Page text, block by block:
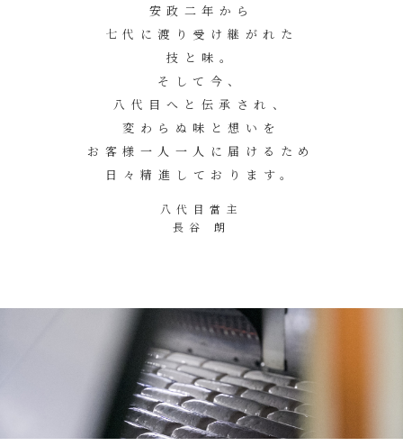
安政二年から
七代に渡り受け継がれた
技と味。
そして今、
八代目へと伝承され、
変わらぬ味と想いを
お客様一人一人に届けるため
日々精進しております。
八代目當主
長谷 朗